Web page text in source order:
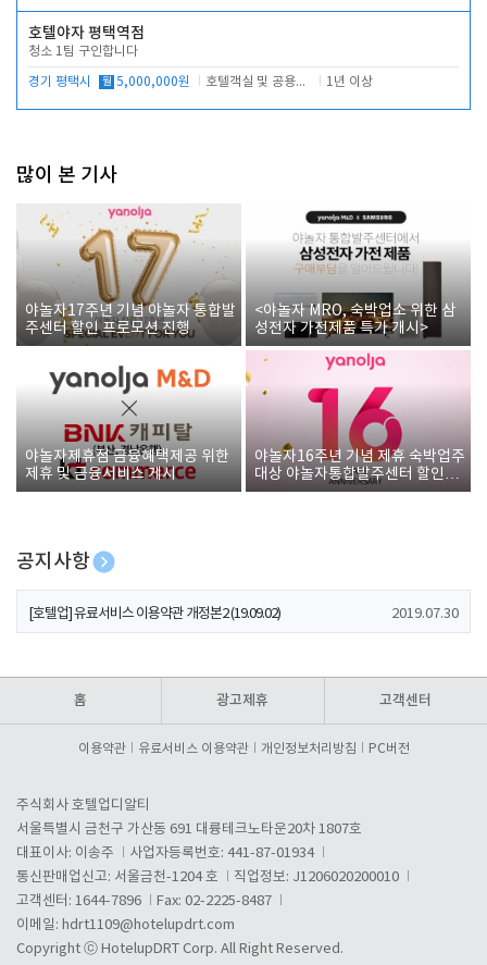
호텔야자 평택역점
청소 1팀 구인합니다
경기 평택시 월 5,000,000원 호텔객실 및 공용시설 청소 관리 1년 이상
많이 본 기사
야놀자17주년 기념 야놀자 통합발
주센터 할인 프로모션 진행
<야놀자 MRO, 숙박업소 위한 삼
성전자 가전제품 특가 개시>
야놀자제휴점 금융혜택제공 위한
제휴 및 금융서비스 게시
야놀자16주년 기념 제휴 숙박업주
대상 야놀자통합발주센터 할인쿠
폰 증정
공지사항
[호텔업] 개인정보 처리방침 개정본1 (19.09.02)
[호텔업] 유료서비스 이용약관 개정본2 (19.09.02) 2019.07.30
홈 광고제휴 고객센터
이용약관 유료서비스 이용약관 개인정보처리방침 PC버전
주식회사 호텔업디알티
서울특별시 금천구 가산동 691 대륭테크노타운20차 1807호
대표이사: 이송주
사업자등록번호: 441-87-01934
통신판매업신고: 서울금천-1204 호
직업정보: J1206020200010
고객센터: 1644-7896
Fax: 02-2225-8487
이메일: hdrt1109@hotelupdrt.com
Copyright ⓒ HotelupDRT Corp. All Right Reserved.